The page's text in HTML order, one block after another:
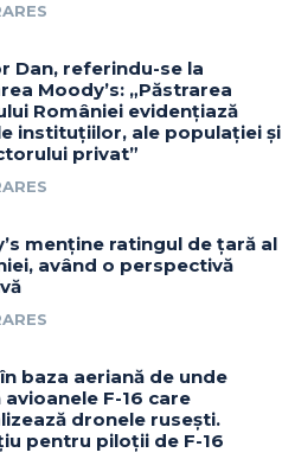
Dan, referindu-se la
Moody’s: „Păstrarea
României evidențiază
instituțiilor, ale populației și
privat”
menține ratingul de țară al
având o perspectivă
baza aeriană de unde
avioanele F-16 care
dronele rusești.
pentru piloții de F-16